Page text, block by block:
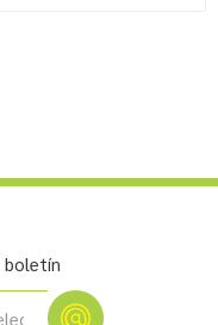
boletín